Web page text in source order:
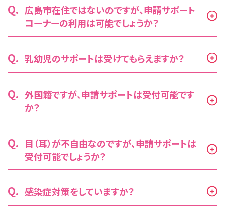
Q. 広島市在住ではないのですが、申請サポート
コーナーの利用は可能でしょうか？
Q. 乳幼児のサポートは受けてもらえますか？
Q. 外国籍ですが、申請サポートは受付可能です
か？
Q. 目（耳）が不自由なのですが、申請サポートは
受付可能でしょうか？
Q. 感染症対策をしていますか？